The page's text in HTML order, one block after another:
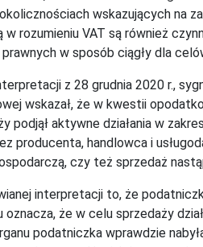
wskazujących na
w rozumieniu VAT są również
w sposób ciągły dla
z 28 grudnia 2020 r.,
wskazał, że w kwestii
podjął aktywne działania w
producenta, handlowca i
czy też sprzedaż
interpretacji to, że
że w celu sprzedaży
podatniczka wprawdzie